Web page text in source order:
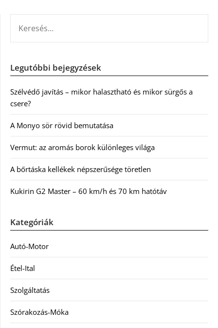
Legutóbbi bejegyzések
Szélvédő javítás – mikor halasztható és mikor sürgős a
csere?
A Monyo sör rövid bemutatása
Vermut: az aromás borok különleges világa
A bőrtáska kellékek népszerűsége töretlen
Kukirin G2 Master – 60 km/h és 70 km hatótáv
Kategóriák
Autó-Motor
Étel-Ital
Szolgáltatás
Szórakozás-Móka